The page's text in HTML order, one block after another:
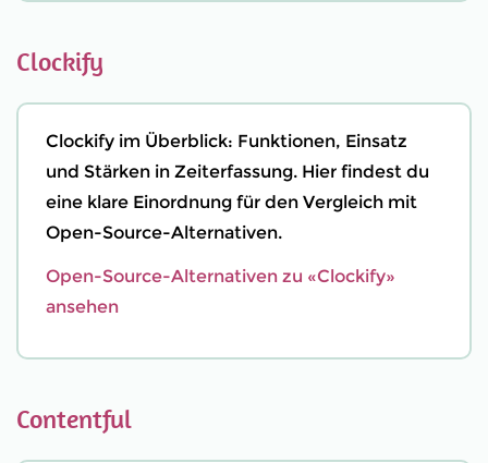
Clockify
Clockify im Überblick: Funktionen, Einsatz
und Stärken in Zeiterfassung. Hier findest du
eine klare Einordnung für den Vergleich mit
Open-Source-Alternativen.
Open-Source-Alternativen zu «Clockify»
ansehen
Contentful